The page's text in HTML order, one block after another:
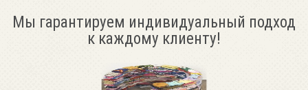
Мы гарантируем индивидуальный подход
к каждому клиенту!